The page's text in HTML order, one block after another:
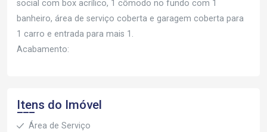
social com box acrílico, 1 cômodo no fundo com 1
banheiro, área de serviço coberta e garagem coberta para
1 carro e entrada para mais 1.
Acabamento:
Itens do Imóvel
Área de Serviço